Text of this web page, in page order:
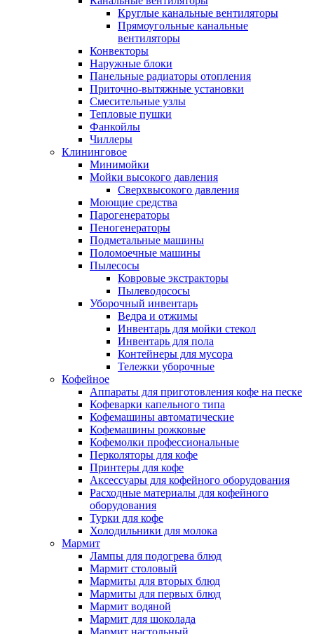
Круглые канальные вентиляторы
Прямоугольные канальные
вентиляторы
Конвекторы
Наружные блоки
Панельные радиаторы отопления
Приточно-вытяжные установки
Смесительные узлы
Тепловые пушки
Фанкойлы
Чиллеры
Клининговое
Минимойки
Мойки высокого давления
Сверхвысокого давления
Моющие средства
Парогенераторы
Пеногенераторы
Подметальные машины
Поломоечные машины
Пылесосы
Ковровые экстракторы
Пылеводососы
Уборочный инвентарь
Ведра и отжимы
Инвентарь для мойки стекол
Инвентарь для пола
Контейнеры для мусора
Тележки уборочные
Кофейное
Аппараты для приготовления кофе на песке
Кофеварки капельного типа
Кофемашины автоматические
Кофемашины рожковые
Кофемолки профессиональные
Перколяторы для кофе
Принтеры для кофе
Аксессуары для кофейного оборудования
Расходные материалы для кофейного
оборудования
Турки для кофе
Холодильники для молока
Мармит
Лампы для подогрева блюд
Мармит столовый
Мармиты для вторых блюд
Мармиты для первых блюд
Мармит водяной
Мармит для шоколада
Мармит настольный